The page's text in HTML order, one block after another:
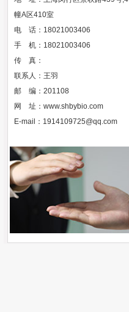
幢A区410室
电 话：18021003406
手 机：18021003406
传 真：
联系人：王羽
邮 编：201108
网 址： www.shbybio.com
E-mail： 1914109725@qq.com